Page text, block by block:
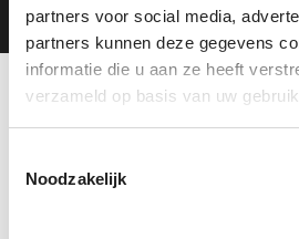
partners voor social media,
partners kunnen deze gegevens
informatie die u aan ze heeft
verzameld op basis van uw
Noodzakelijk
Tevreden